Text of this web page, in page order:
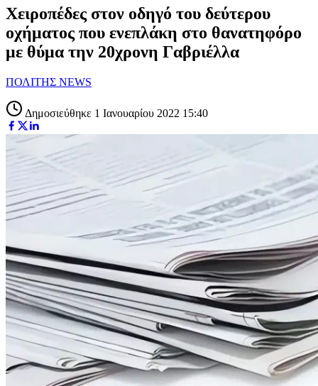
Χειροπέδες στον οδηγό του δεύτερου
οχήματος που ενεπλάκη στο θανατηφόρο
με θύμα την 20χρονη Γαβριέλλα
ΠΟΛΙΤΗΣ NEWS
Δημοσιεύθηκε 1 Ιανουαρίου 2022 15:40